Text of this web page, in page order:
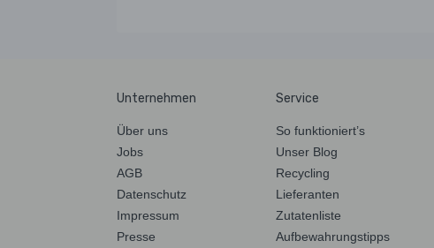
Unternehmen
Über uns
Jobs
AGB
Datenschutz
Impressum
Presse
Service
So funktioniert’s
Unser Blog
Recycling
Lieferanten
Zutatenliste
Aufbewahrungstipps